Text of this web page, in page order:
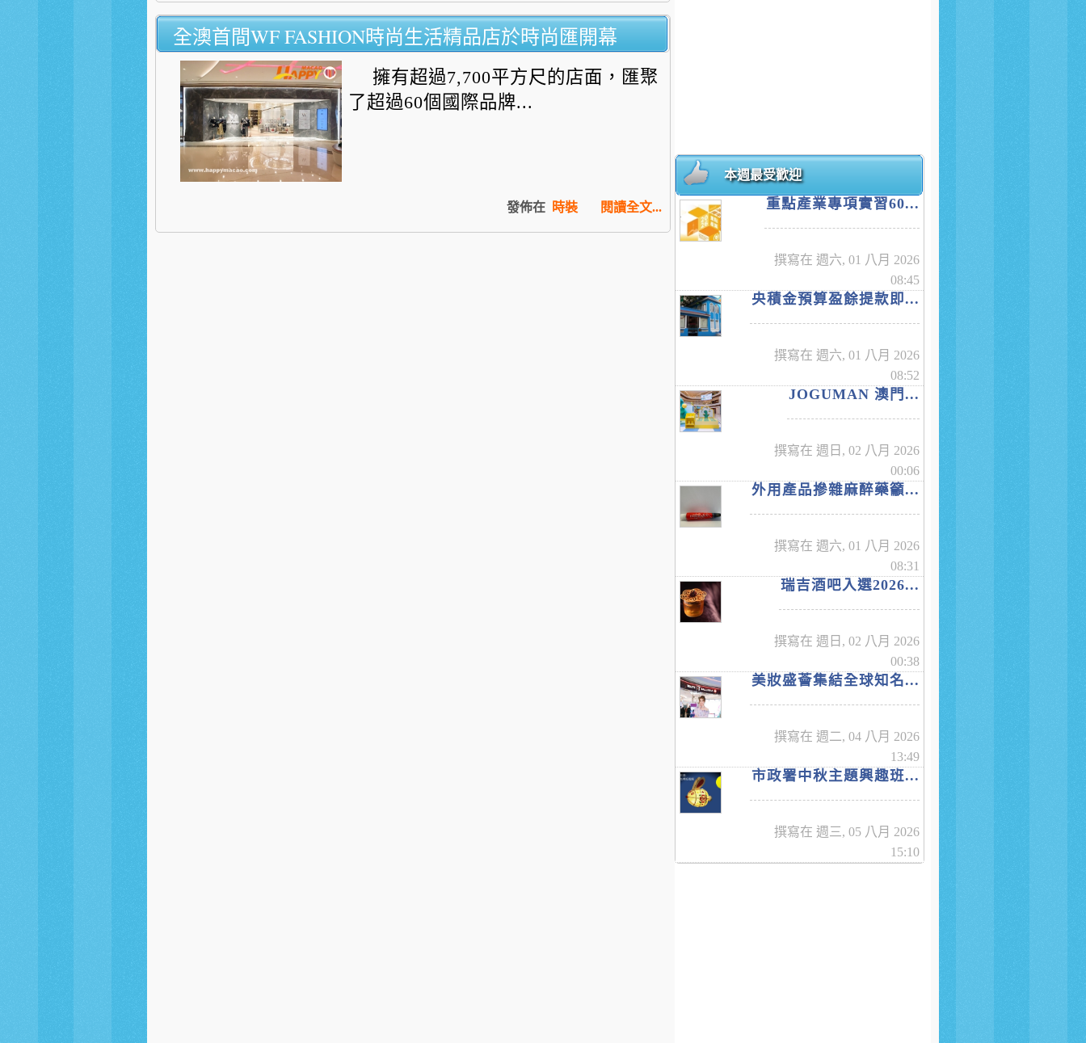
全澳首間WF FASHION時尚生活精品店於時尚匯開幕
擁有超過7,700平方尺的店面 ，匯聚
了超過60個國際品牌...
閱讀全文...
發佈在 時裝
本週最受歡迎
重點產業專項實習60...
撰寫在 週六, 01 八月 2026
08:45
央積金預算盈餘提款即...
撰寫在 週六, 01 八月 2026
08:52
JOGUMAN 澳門...
撰寫在 週日, 02 八月 2026
00:06
外用產品摻雜麻醉藥籲...
撰寫在 週六, 01 八月 2026
08:31
瑞吉酒吧入選2026...
撰寫在 週日, 02 八月 2026
00:38
美妝盛薈集結全球知名...
撰寫在 週二, 04 八月 2026
13:49
市政署中秋主題興趣班...
撰寫在 週三, 05 八月 2026
15:10